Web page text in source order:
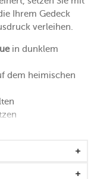
Ihrem Gedeck
verleihen.
in dunklem
dem heimischen